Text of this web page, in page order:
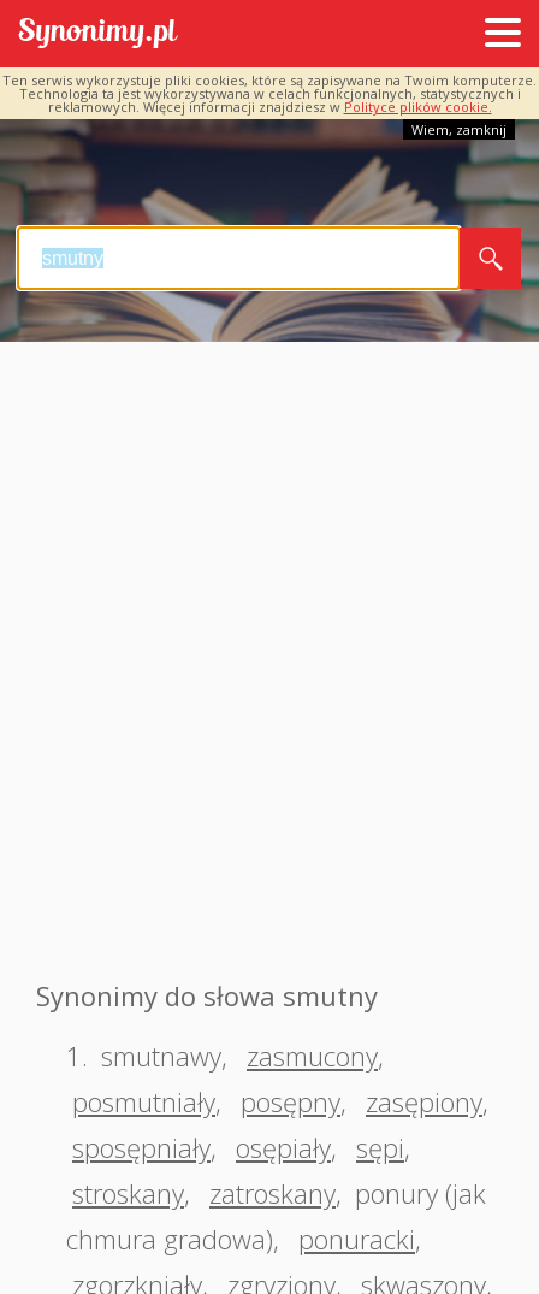
Ten serwis wykorzystuje pliki cookies, które są zapisywane na Twoim komputerze.
Technologia ta jest wykorzystywana w celach funkcjonalnych, statystycznych i
reklamowych. Więcej informacji znajdziesz w Polityce plików cookie.
Wiem, zamknij
Synonimy do słowa smutny
1. smutnawy, zasmucony,
posmutniały, posępny, zasępiony,
sposępniały, osępiały, sępi,
stroskany, zatroskany, ponury (jak
chmura gradowa), ponuracki,
zgorzkniały, zgryziony, skwaszony,